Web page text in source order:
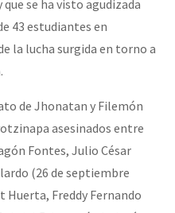
se ha visto agudizada
43 estudiantes en
la lucha surgida en torno a
de Jhonatan y Filemón
asesinados entre
Fontes, Julio César
(26 de septiembre
Huerta, Freddy Fernando